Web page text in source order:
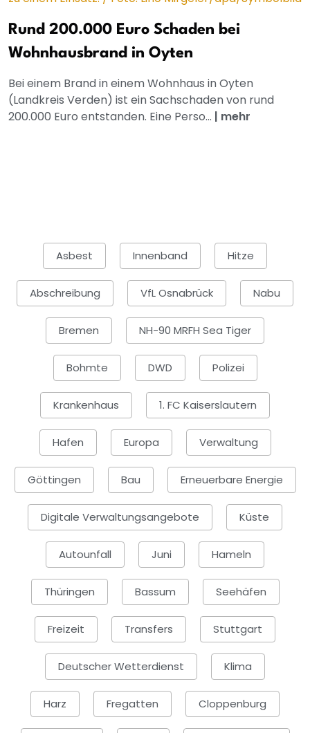
Rund 200.000 Euro Schaden bei
Wohnhausbrand in Oyten
Bei einem Brand in einem Wohnhaus in Oyten
(Landkreis Verden) ist ein Sachschaden von rund
200.000 Euro entstanden. Eine Perso... | mehr
Asbest Innenband Hitze
Abschreibung VfL Osnabrück Nabu
Bremen NH-90 MRFH Sea Tiger
Bohmte DWD Polizei
Krankenhaus 1. FC Kaiserslautern
Hafen Europa Verwaltung
Göttingen Bau Erneuerbare Energie
Digitale Verwaltungsangebote Küste
Autounfall Juni Hameln
Thüringen Bassum Seehäfen
Freizeit Transfers Stuttgart
Deutscher Wetterdienst Klima
Harz Fregatten Cloppenburg